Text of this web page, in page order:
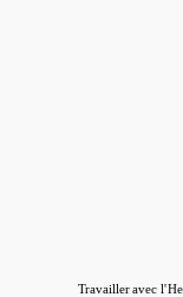
Travailler avec